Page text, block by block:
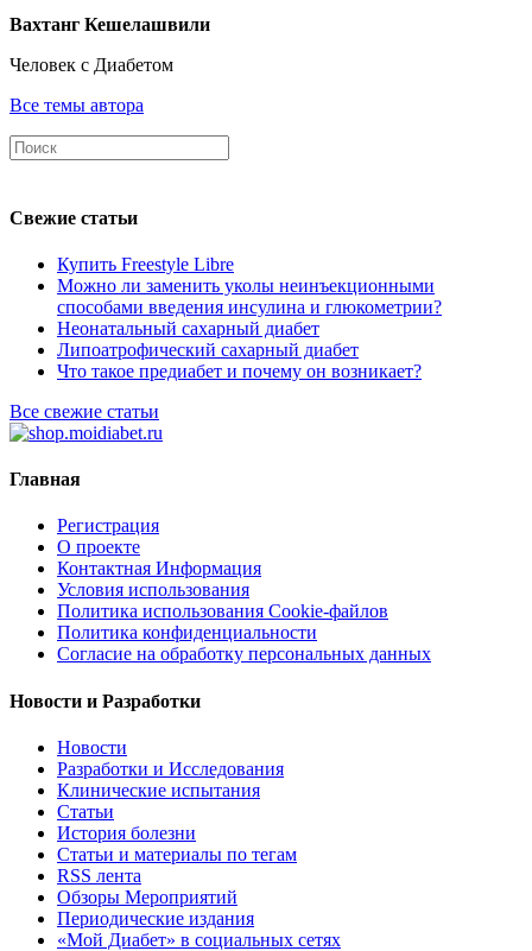
Вахтанг Кешелашвили
Человек с Диабетом
Все темы автора
Свежие статьи
Купить Freestyle Libre
Можно ли заменить уколы неинъекционными
способами введения инсулина и глюкометрии?
Неонатальный сахарный диабет
Липоатрофический сахарный диабет
Что такое предиабет и почему он возникает?
Все свежие статьи
Главная
Регистрация
О проекте
Контактная Информация
Условия использования
Политика использования Cookie-файлов
Политика конфиденциальности
Согласие на обработку персональных данных
Новости и Разработки
Новости
Разработки и Исследования
Клинические испытания
Статьи
История болезни
Статьи и материалы по тегам
RSS лента
Обзоры Мероприятий
Периодические издания
«Мой Диабет» в социальных сетях